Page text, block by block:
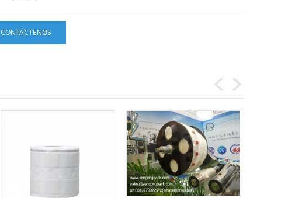
CONTÁCTENOS